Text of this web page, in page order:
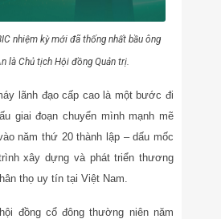
nhiệm kỳ mới đã thống nhất bầu ông
là Chủ tịch Hội đồng Quản trị.
lãnh đạo cấp cao là một bước đi
giai đoạn chuyển mình mạnh mẽ
năm thứ 20 thành lập – dấu mốc
xây dựng và phát triển thương
thọ uy tín tại Việt Nam.
đồng cổ đông thường niên năm